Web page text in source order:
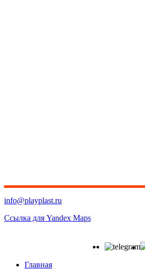
info@playplast.ru
Ссылка для Yandex Maps
Главная